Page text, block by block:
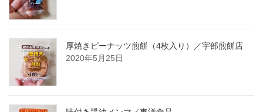
厚焼きピーナッツ煎餅（4枚入り）／宇部煎餅店
2020年5月25日